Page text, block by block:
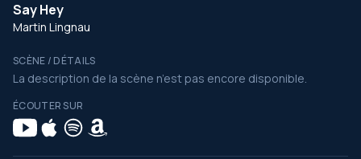
Say Hey
Martin Lingnau
SCÈNE / DÉTAILS
La description de la scène n’est pas encore disponible.
ÉCOUTER SUR